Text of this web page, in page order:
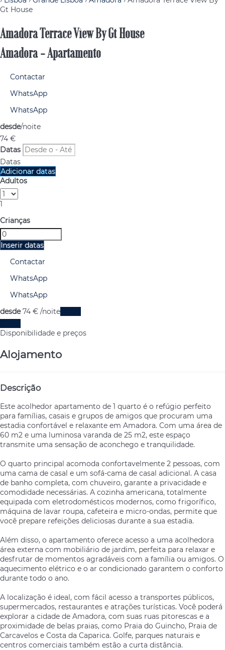
Gt House
Amadora Terrace View By Gt House
Amadora -Apartamento
Contactar
WhatsApp
WhatsApp
desde/noite
74 €
Datas
Datas
Adicionar datas
Adultos
1
Crianças
Inserir datas
Contactar
WhatsApp
WhatsApp
desde74 € /noite
Disponibilidade e preços
Alojamento
Descrição
Este acolhedor apartamento de 1 quarto é o refúgio perfeito
para famílias, casais e grupos de amigos que procuram uma
estadia confortável e relaxante em Amadora. Com uma área de
60 m2 e uma luminosa varanda de 25 m2, este espaço
transmite uma sensação de aconchego e tranquilidade.
O quarto principal acomoda confortavelmente 2 pessoas, com
uma cama de casal e um sofá-cama de casal adicional. A casa
de banho completa, com chuveiro, garante a privacidade e
comodidade necessárias. A cozinha americana, totalmente
equipada com eletrodomésticos modernos, como frigorífico,
máquina de lavar roupa, cafeteira e micro-ondas, permite que
você prepare refeições deliciosas durante a sua estadia.
Além disso, o apartamento oferece acesso a uma acolhedora
área externa com mobiliário de jardim, perfeita para relaxar e
desfrutar de momentos agradáveis com a família ou amigos. O
aquecimento elétrico e o ar condicionado garantem o conforto
durante todo o ano.
A localização é ideal, com fácil acesso a transportes públicos,
supermercados, restaurantes e atrações turísticas. Você poderá
explorar a cidade de Amadora, com suas ruas pitorescas e a
proximidade de belas praias, como Praia do Guincho, Praia de
Carcavelos e Costa da Caparica. Golfe, parques naturais e
centros comerciais também estão a curta distância.